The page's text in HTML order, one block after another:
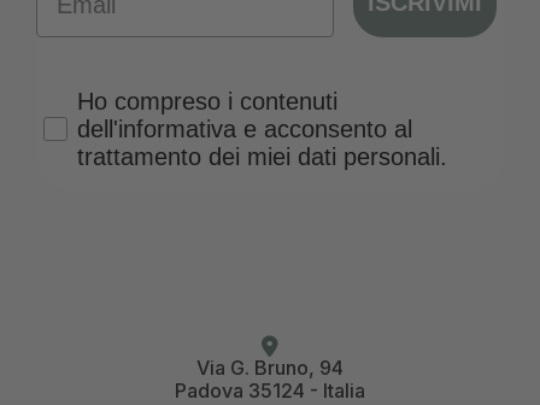
Privacy Policy
Ho compreso i contenuti
dell'informativa e acconsento al
trattamento dei miei dati personali.
Via G. Bruno, 94
Padova 35124 - Italia